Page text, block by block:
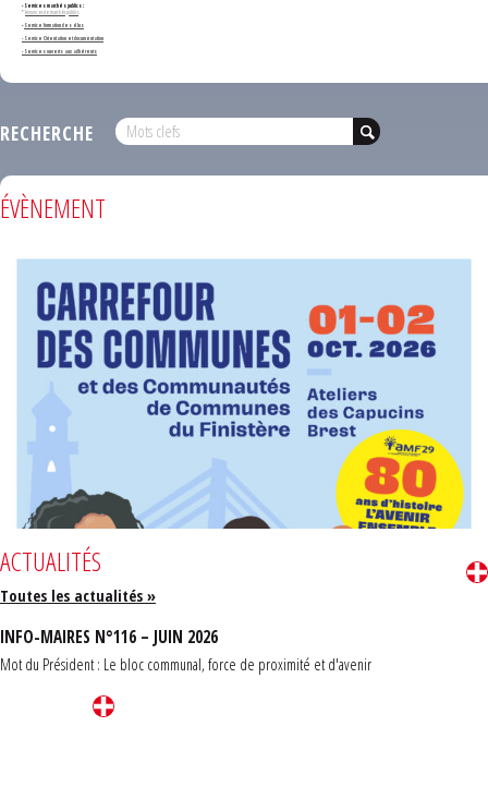
- Services marchés publics :
*Annonces de marchés publics
-Service formation des élus
- Service Orientation et documentation
- Services ouverts aux adhérents
RECHERCHE
ÉVÈNEMENT
ACTUALITÉS
Toutes les actualités »
INFO-MAIRES N°116 – JUIN 2026
Mot du Président : Le bloc communal, force de proximité et d'avenir